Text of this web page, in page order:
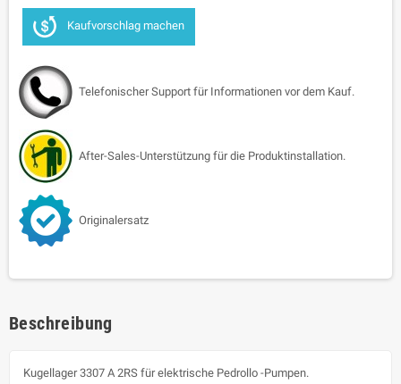
Kaufvorschlag machen
Telefonischer Support für Informationen vor dem Kauf.
After-Sales-Unterstützung für die Produktinstallation.
Originalersatz
Beschreibung
Kugellager 3307 A 2RS für elektrische Pedrollo -Pumpen.